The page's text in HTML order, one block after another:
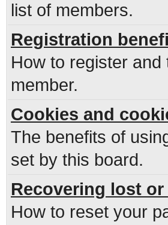
list of members.
Registration
How to register
member.
Cookies and
The benefits of
set by this board.
Recovering lost
How to reset your